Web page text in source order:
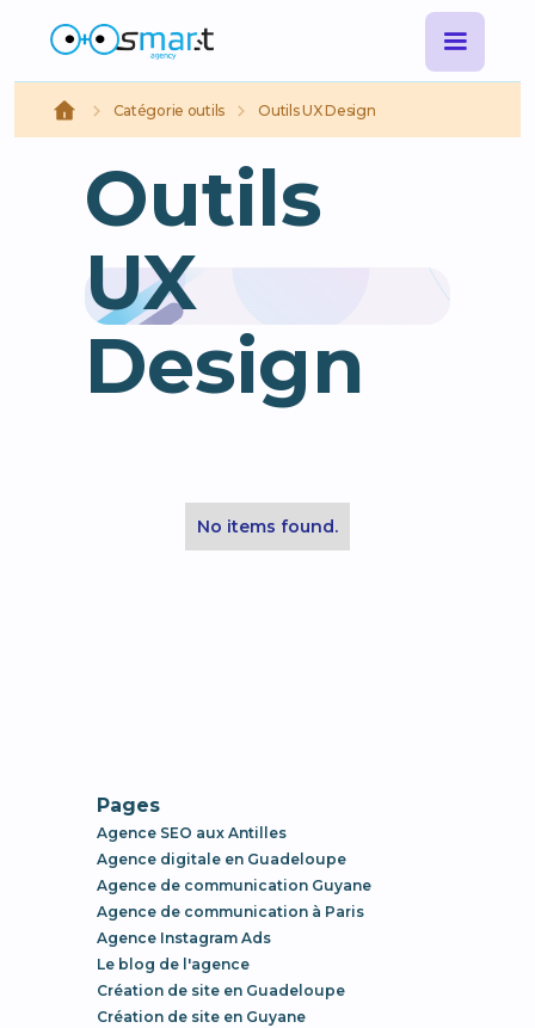
Catégorie outils Outils UX Design
Outils
UX
Design
No items found.
Pages
Agence SEO aux Antilles
Agence digitale en Guadeloupe
Agence de communication Guyane
Agence de communication à Paris
Agence Instagram Ads
Le blog de l'agence
Création de site en Guadeloupe
Création de site en Guyane